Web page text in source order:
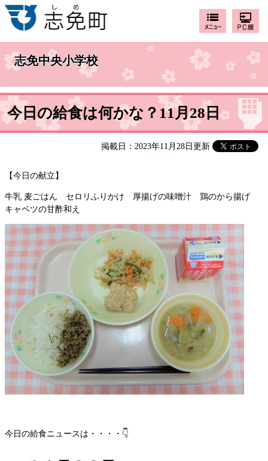
志免中央小学校
今日の給食は何かな？11月28日
掲載日：2023年11月28日更新
【今日の献立】
牛乳 麦ごはん セロリふりかけ 厚揚げの味噌汁 鶏のから揚げ
キャベツの甘酢和え
今日の給食ニュースは・・・・👇